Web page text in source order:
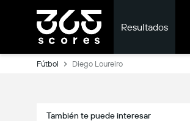
Resultados
Fútbol Diego Loureiro
También te puede interesar